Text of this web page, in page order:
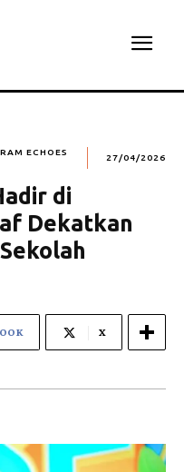
ECHOES
27/04/2026
di
Dekatkan
X